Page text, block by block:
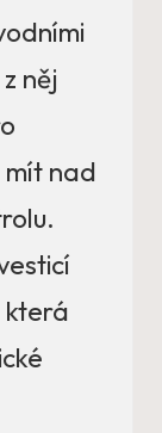
něj
nad
která